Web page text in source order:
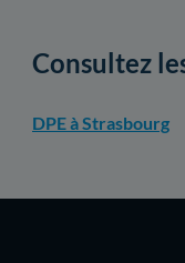
Consultez
DPE à Strasbourg